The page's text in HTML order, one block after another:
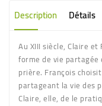
Description Détails
Au XIII siècle, Claire
forme de vie
prière. François
partageant la vie des
Claire, elle, de le